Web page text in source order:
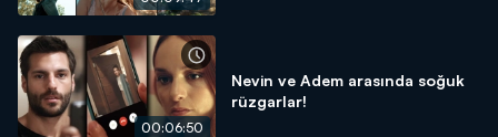
00:06:50
Nevin ve Adem arasında soğuk
rüzgarlar!